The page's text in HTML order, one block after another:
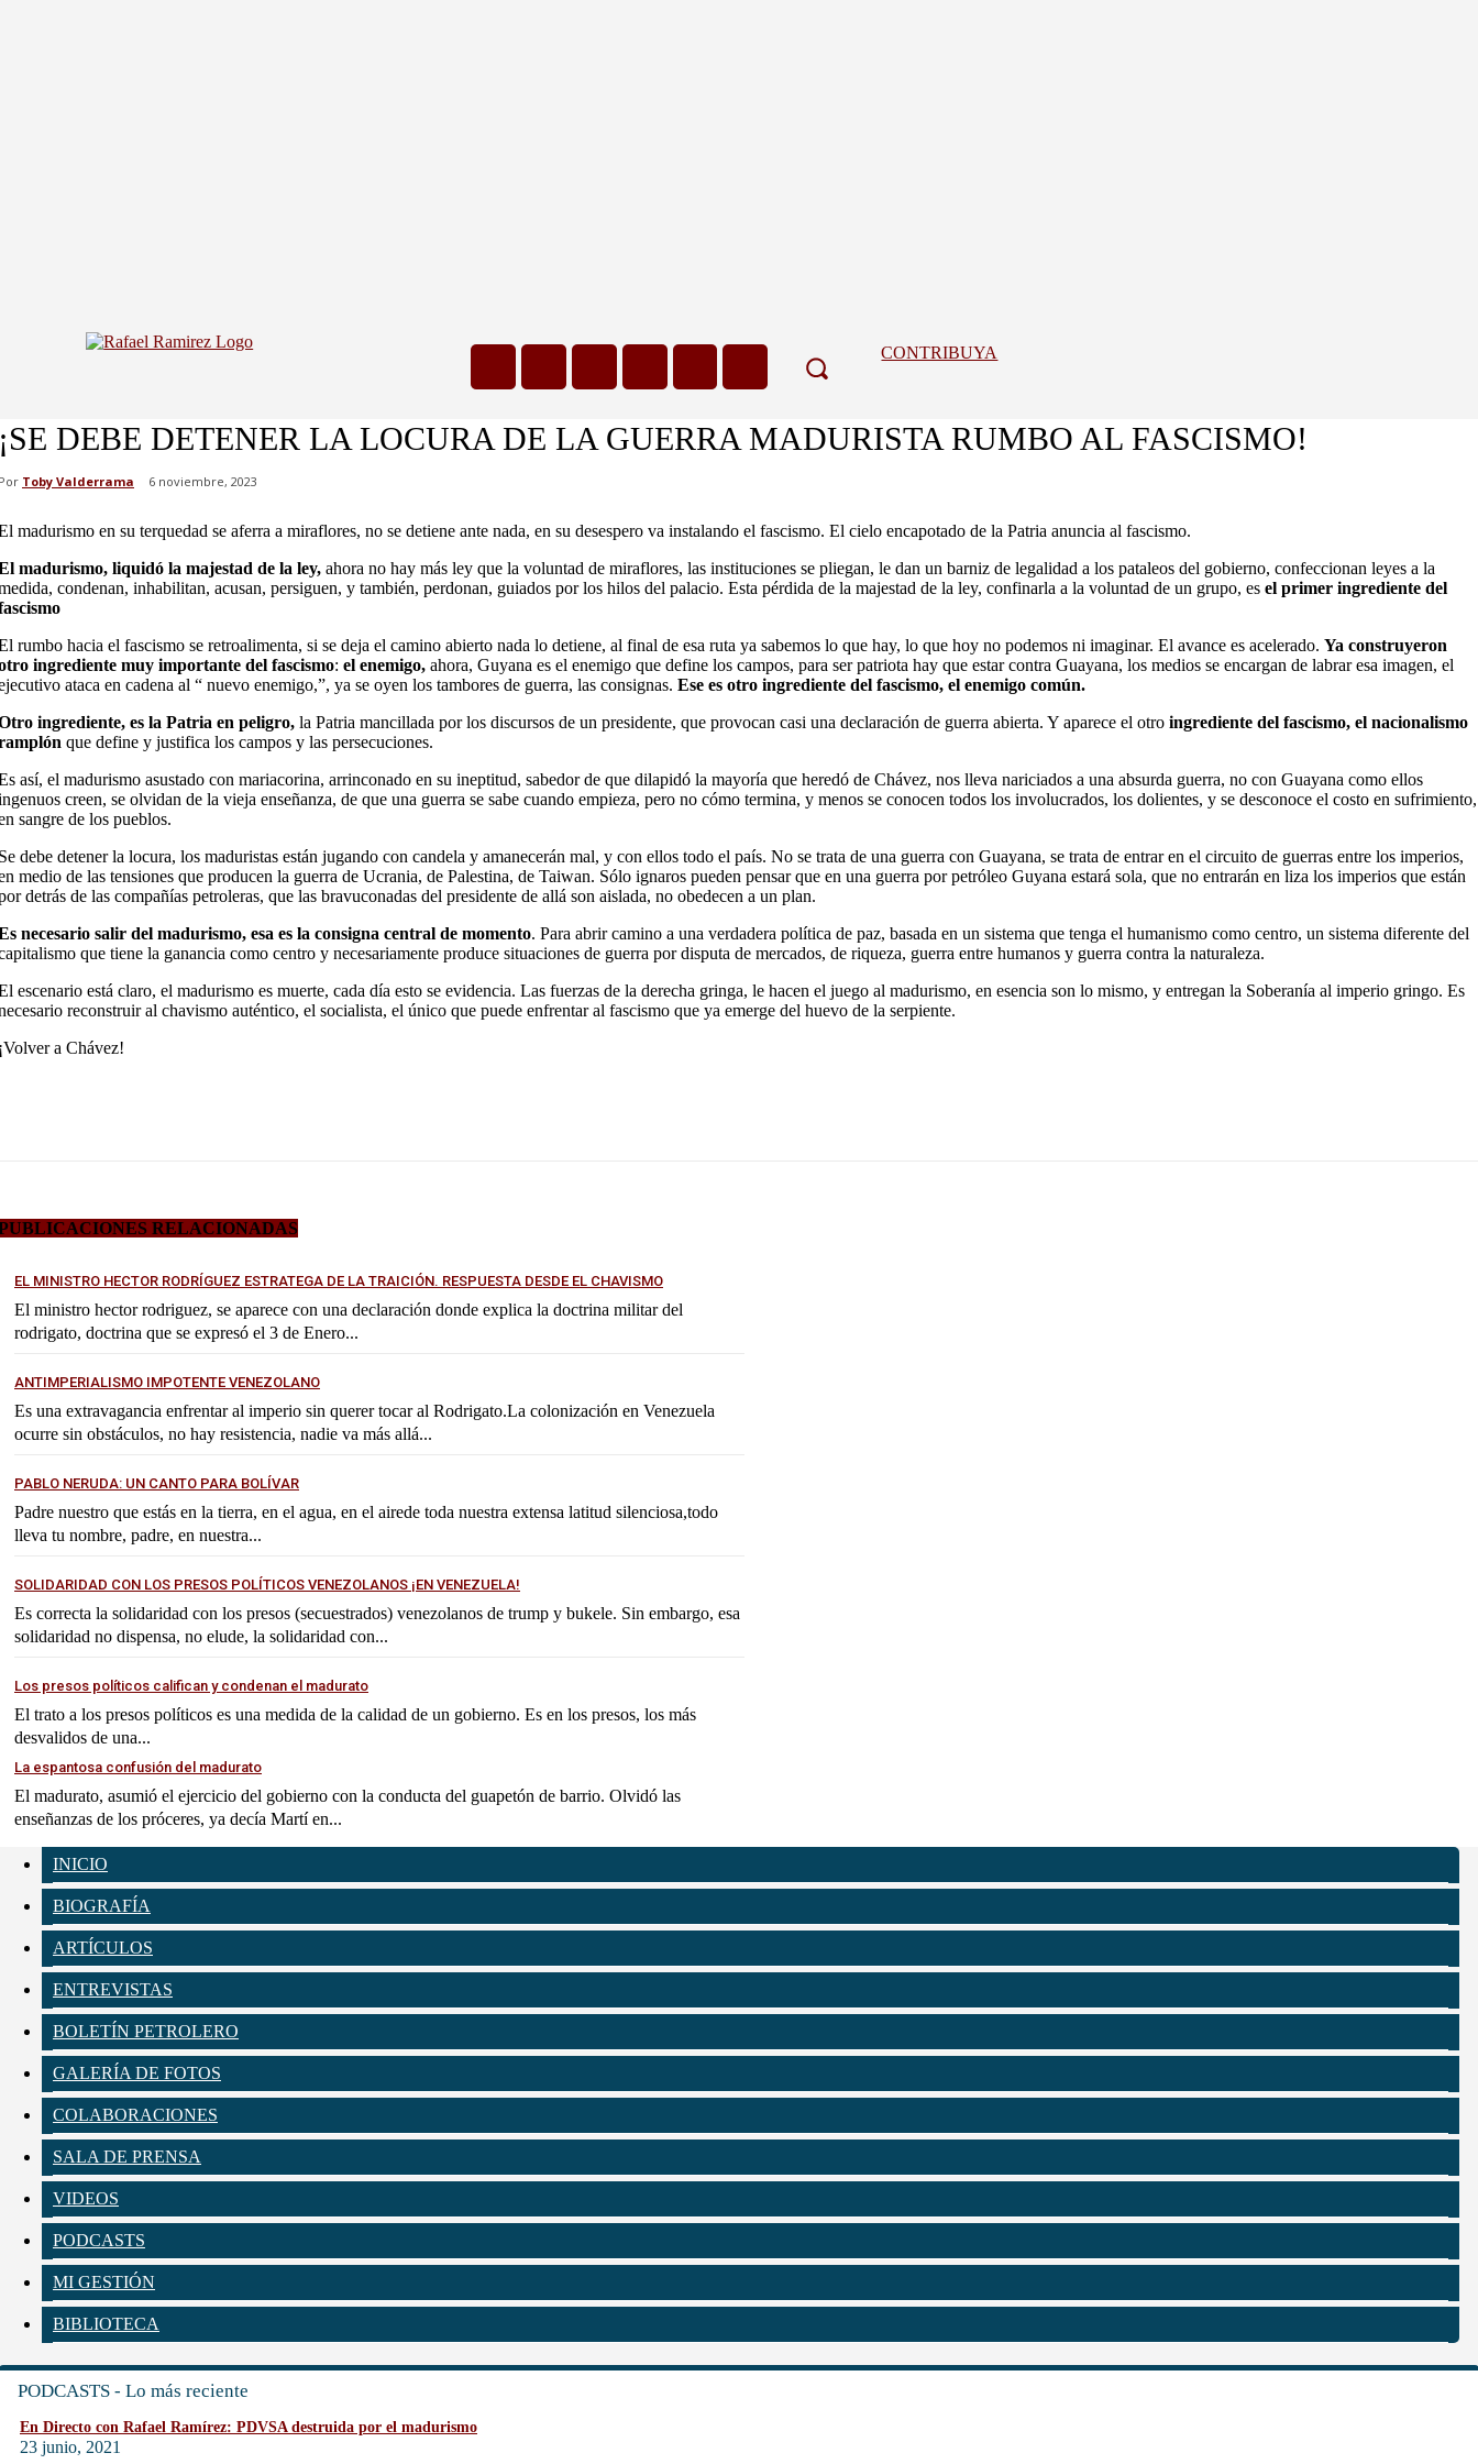
CONTRIBUYA
DEBE DETENER LA LOCURA DE LA GUERRA MADURISTA RUMBO AL FASCISMO!
Toby Valderrama 6 noviembre, 2023
madurismo en su terquedad se aferra a miraflores, no se detiene ante nada, en su desespero va instalando el fascismo. El cielo encapotado de la Patria anuncia al fascismo.
madurismo, liquidó la majestad de la ley, ahora no hay más ley que la voluntad de miraflores, las instituciones se pliegan, le dan un barniz de legalidad a los pataleos del gobierno, confeccionan leyes a la
condenan, inhabilitan, acusan, persiguen, y también, perdonan, guiados por los hilos del palacio. Esta pérdida de la majestad de la ley, confinarla a la voluntad de un grupo, es el primer ingrediente del
rumbo hacia el fascismo se retroalimenta, si se deja el camino abierto nada lo detiene, al final de esa ruta ya sabemos lo que hay, lo que hoy no podemos ni imaginar. El avance es acelerado. Ya construyeron
ingrediente muy importante del fascismo: el enemigo, ahora, Guyana es el enemigo que define los campos, para ser patriota hay que estar contra Guayana, los medios se encargan de labrar esa imagen, el
ataca en cadena al “ nuevo enemigo,”, ya se oyen los tambores de guerra, las consignas. Ese es otro ingrediente del fascismo, el enemigo común.
ingrediente, es la Patria en peligro, la Patria mancillada por los discursos de un presidente, que provocan casi una declaración de guerra abierta. Y aparece el otro ingrediente del fascismo, el nacionalismo
que define y justifica los campos y las persecuciones.
así, el madurismo asustado con mariacorina, arrinconado en su ineptitud, sabedor de que dilapidó la mayoría que heredó de Chávez, nos lleva nariciados a una absurda guerra, no con Guayana como ellos
creen, se olvidan de la vieja enseñanza, de que una guerra se sabe cuando empieza, pero no cómo termina, y menos se conocen todos los involucrados, los dolientes, y se desconoce el costo en sufrimiento,
sangre de los pueblos.
debe detener la locura, los maduristas están jugando con candela y amanecerán mal, y con ellos todo el país. No se trata de una guerra con Guayana, se trata de entrar en el circuito de guerras entre los imperios,
medio de las tensiones que producen la guerra de Ucrania, de Palestina, de Taiwan. Sólo ignaros pueden pensar que en una guerra por petróleo Guyana estará sola, que no entrarán en liza los imperios que están
detrás de las compañías petroleras, que las bravuconadas del presidente de allá son aislada, no obedecen a un plan.
necesario salir del madurismo, esa es la consigna central de momento. Para abrir camino a una verdadera política de paz, basada en un sistema que tenga el humanismo como centro, un sistema diferente del
que tiene la ganancia como centro y necesariamente produce situaciones de guerra por disputa de mercados, de riqueza, guerra entre humanos y guerra contra la naturaleza.
escenario está claro, el madurismo es muerte, cada día esto se evidencia. Las fuerzas de la derecha gringa, le hacen el juego al madurismo, en esencia son lo mismo, y entregan la Soberanía al imperio gringo. Es
reconstruir al chavismo auténtico, el socialista, el único que puede enfrentar al fascismo que ya emerge del huevo de la serpiente.
a Chávez!
RELACIONADAS
EL MINISTRO HECTOR RODRÍGUEZ ESTRATEGA DE LA TRAICIÓN. RESPUESTA DESDE EL CHAVISMO
El ministro hector rodriguez, se aparece con una declaración donde explica la doctrina militar del
rodrigato, doctrina que se expresó el 3 de Enero...
ANTIMPERIALISMO IMPOTENTE VENEZOLANO
Es una extravagancia enfrentar al imperio sin querer tocar al Rodrigato.La colonización en Venezuela
ocurre sin obstáculos, no hay resistencia, nadie va más allá...
PABLO NERUDA: UN CANTO PARA BOLÍVAR
Padre nuestro que estás en la tierra, en el agua, en el airede toda nuestra extensa latitud silenciosa,todo
lleva tu nombre, padre, en nuestra...
SOLIDARIDAD CON LOS PRESOS POLÍTICOS VENEZOLANOS ¡EN VENEZUELA!
Es correcta la solidaridad con los presos (secuestrados) venezolanos de trump y bukele. Sin embargo, esa
solidaridad no dispensa, no elude, la solidaridad con...
Los presos políticos califican y condenan el madurato
El trato a los presos políticos es una medida de la calidad de un gobierno. Es en los presos, los más
desvalidos de una...
La espantosa confusión del madurato
El madurato, asumió el ejercicio del gobierno con la conducta del guapetón de barrio. Olvidó las
enseñanzas de los próceres, ya decía Martí en...
INICIO
BIOGRAFÍA
ARTÍCULOS
ENTREVISTAS
BOLETÍN PETROLERO
GALERÍA DE FOTOS
COLABORACIONES
SALA DE PRENSA
VIDEOS
PODCASTS
MI GESTIÓN
BIBLIOTECA
PODCASTS - Lo más reciente
En Directo con Rafael Ramírez: PDVSA destruida por el madurismo
23 junio, 2021